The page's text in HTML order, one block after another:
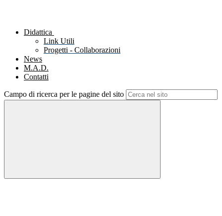
Didattica
Link Utili
Progetti - Collaborazioni
News
M.A.D.
Contatti
Campo di ricerca per le pagine del sito